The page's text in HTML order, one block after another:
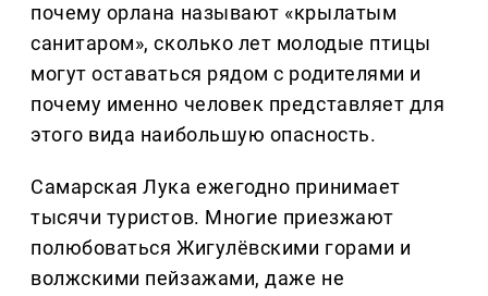
почему орлана называют «крылатым
санитаром», сколько лет молодые птицы
могут оставаться рядом с родителями и
почему именно человек представляет для
этого вида наибольшую опасность.
Самарская Лука ежегодно принимает
тысячи туристов. Многие приезжают
полюбоваться Жигулёвскими горами и
волжскими пейзажами, даже не